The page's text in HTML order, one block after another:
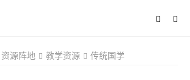
资源阵地 教学资源 传统国学